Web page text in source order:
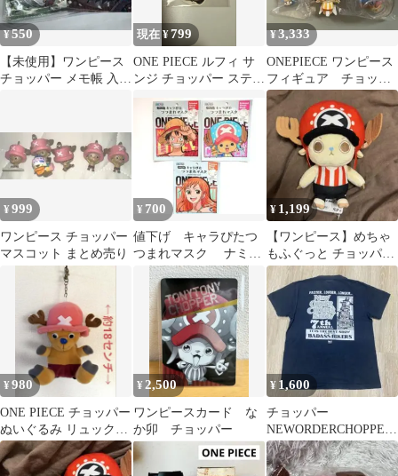
¥550
【未使用】ワンピース
チョッパー メモ帳 入れ
現在 ¥799
ONE PIECE ルフィ サ
ンジ チョッパー ステッ
カー
¥3,333
ONEPIECE ワンピース
フィギュア チョッパ
ー
¥999
ワンピース チョッパー
マスコット まとめ売り
¥ 700
値下げ キャラぴたつ
つまれマスク ナミ&
ルフィー&チョッパー
¥ 1,199
【ワンピース】めちゃ
もふぐっと チョッパー
ぬいぐるみ・ROUND1
限定カラー
¥980
ONE PIECE チョッパー
ぬいぐるみ リュック型
キーホルダー
¥ 2,500
ワンピースカード な
か卯 チョッパー
¥ 1,600
チョッパー
NEWORDERCHOPPER
SHOW 7周年限定Tシャ
ツ希少 激レア